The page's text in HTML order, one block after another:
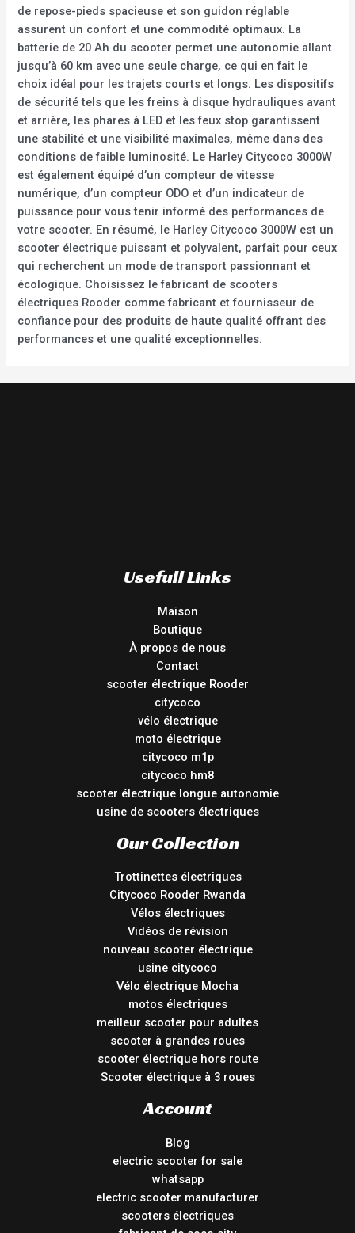
de repose-pieds spacieuse et son guidon réglable
assurent un confort et une commodité optimaux. La
batterie de 20 Ah du scooter permet une autonomie allant
jusqu’à 60 km avec une seule charge, ce qui en fait le
choix idéal pour les trajets courts et longs. Les dispositifs
de sécurité tels que les freins à disque hydrauliques avant
et arrière, les phares à LED et les feux stop garantissent
une stabilité et une visibilité maximales, même dans des
conditions de faible luminosité. Le Harley Citycoco 3000W
est également équipé d’un compteur de vitesse
numérique, d’un compteur ODO et d’un indicateur de
puissance pour vous tenir informé des performances de
votre scooter. En résumé, le Harley Citycoco 3000W est un
scooter électrique puissant et polyvalent, parfait pour ceux
qui recherchent un mode de transport passionnant et
écologique. Choisissez le fabricant de scooters
électriques Rooder comme fabricant et fournisseur de
confiance pour des produits de haute qualité offrant des
performances et une qualité exceptionnelles.
Usefull Links
Maison
Boutique
À propos de nous
Contact
scooter électrique Rooder
citycoco
vélo électrique
moto électrique
citycoco m1p
citycoco hm8
scooter électrique longue autonomie
usine de scooters électriques
Our Collection
Trottinettes électriques
Citycoco Rooder Rwanda
Vélos électriques
Vidéos de révision
nouveau scooter électrique
usine citycoco
Vélo électrique Mocha
motos électriques
meilleur scooter pour adultes
scooter à grandes roues
scooter électrique hors route
Scooter électrique à 3 roues
Account
Blog
electric scooter for sale
whatsapp
electric scooter manufacturer
scooters électriques